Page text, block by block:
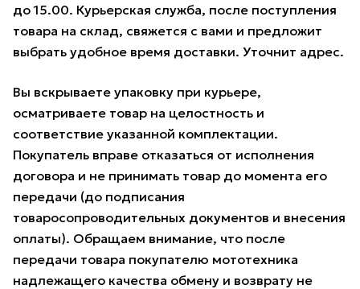
до 15.00. Курьерская служба, после поступления
товара на склад, свяжется с вами и предложит
выбрать удобное время доставки. Уточнит адрес.
Вы вскрываете упаковку при курьере,
осматриваете товар на целостность и
соответствие указанной комплектации.
Покупатель вправе отказаться от исполнения
договора и не принимать товар до момента его
передачи (до подписания
товаросопроводительных документов и внесения
оплаты). Обращаем внимание, что после
передачи товара покупателю мототехника
надлежащего качества обмену и возврату не